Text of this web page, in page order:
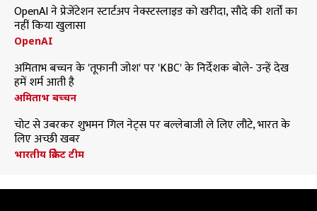
OpenAI ने प्रेजेंटेशन स्टार्टअप नेक्स्टस्लाइड को खरीदा, सौदे की शर्तों का
नहीं किया खुलासा
OpenAI
अमिताभ बच्चन के 'तूफानी जोश' पर 'KBC' के निर्देशक बोले- उन्हें देख
हमें शर्म आती है
अमिताभ बच्चन
चोट से उबरकर शुभमन गिल नेट्स पर बल्लेबाजी ले लिए लौटे, भारत के
लिए अच्छी खबर
भारतीय क्रिकेट टीम